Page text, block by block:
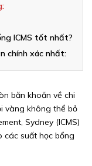
ICMS tốt nhất?
chính xác nhất:
băn khoăn về chi
vàng không thể bỏ
Sydney (ICMS)
các suất học bổng